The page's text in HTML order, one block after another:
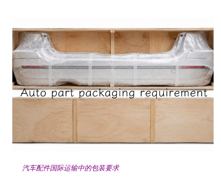
汽车配件国际运输中的包装要求